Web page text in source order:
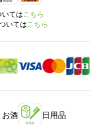
いてはこちら
いてはこちら
酒 日用品